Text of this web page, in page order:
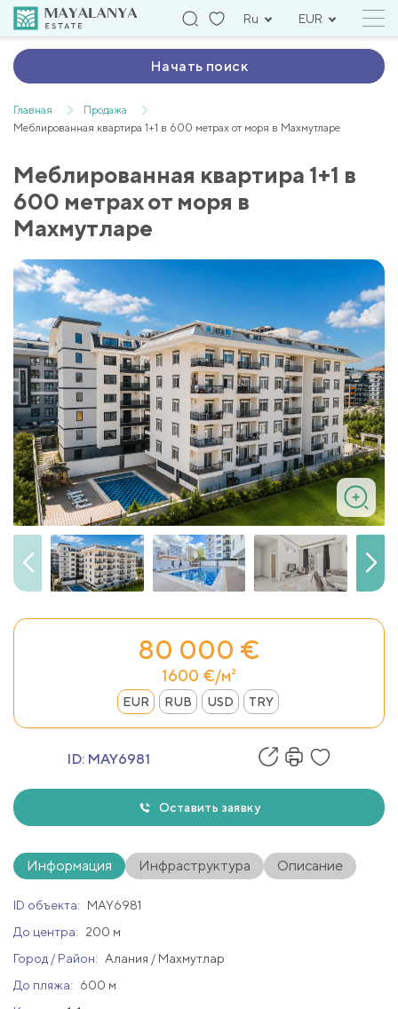
Ru EUR
Начать поиск
Главная
Продажа
Меблированная квартира 1+1 в 600 метрах от моря в Махмутларе
Меблированная квартира 1+1 в
600 метрах от моря в
Махмутларе
80 000 €
1600 €/м²
EUR RUB USD TRY
ID: MAY6981
Оставить заявку
Информация Инфраструктура Описание
ID объекта:
MAY6981
До центра:
200 м
Город / Район:
Алания / Махмутлар
До пляжа:
600 м